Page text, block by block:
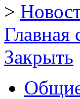
>
Главная
Закрыть